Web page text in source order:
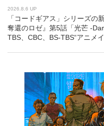
2026.8.6 UP
「コードギアス」シリーズの
奪還のロゼ』第5話「光芒 -
TBS、CBC、BS-TBS“アニメ